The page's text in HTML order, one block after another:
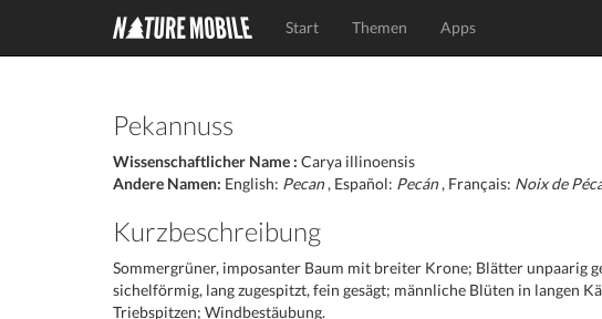
Start Themen Apps
Pekannuss
Wissenschaftlicher Name : Carya illinoensis
Andere Namen: English: Pecan, Español: Pecán, Français: Noix de
Kurzbeschreibung
Sommergrüner, imposanter Baum mit breiter Krone; Blätter unpaarig
sichelförmig, lang zugespitzt, fein gesägt; männliche Blüten in langen
Triebspitzen; Windbestäubung.